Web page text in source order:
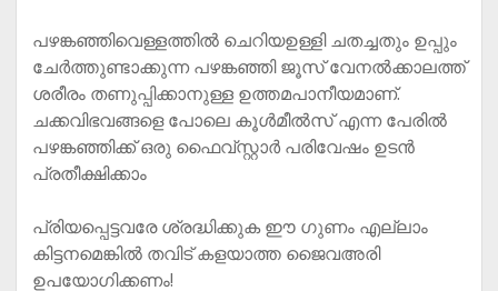
പഴങ്കഞ്ഞിവെള്ളത്തില്‍ ചെറിയഉള്ളി ചതച്ചതും ഉപ്പും
ചേര്‍ത്തുണ്ടാക്കുന്ന പഴങ്കഞ്ഞി ജൂസ് വേനല്‍ക്കാലത്ത്
ശരീരം തണുപ്പിക്കാനുള്ള ഉത്തമപാനീയമാണ്.
ചക്കവിഭവങ്ങളെ പോലെ കൂള്‍മീല്‍സ് എന്ന പേരില്‍
പഴങ്കഞ്ഞിക്ക് ഒരു ഫൈവ്സ്റ്റാര്‍ പരിവേഷം ഉടന്‍
പ്രതീക്ഷിക്കാം
പ്രിയപ്പെട്ടവരേ ശ്രദ്ധിക്കുക ഈ ഗുണം എല്ലാം
കിട്ടനമെങ്കിൽ തവിട് കളയാത്ത ജൈവഅരി
ഉപയോഗിക്കണം!